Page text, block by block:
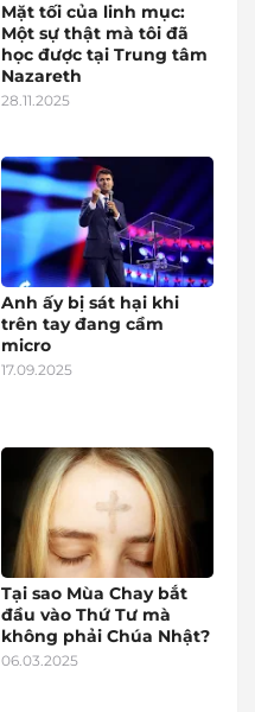
Mặt tối của linh mục:
Một sự thật mà tôi đã
học được tại Trung tâm
Nazareth
28.11.2025
Anh ấy bị sát hại khi
trên tay đang cầm
micro
17.09.2025
Tại sao Mùa Chay bắt
đầu vào Thứ Tư mà
không phải Chúa Nhật?
06.03.2025